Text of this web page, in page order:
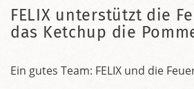
FELIX unterstützt die
das Ketchup die
Ein gutes Team: FELIX und die